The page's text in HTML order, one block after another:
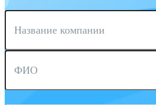
Название компании
ФИО